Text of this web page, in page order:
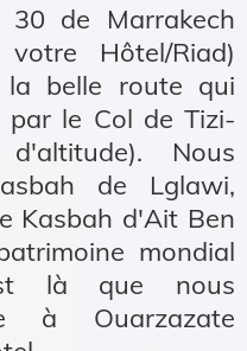
de Marrakech
Hôtel/Riad)
la belle route qui
le Col de Tizi-
Nous
de Lglawi,
Kasbah d'Ait Ben
mondial
là que nous
à Ouarzazate